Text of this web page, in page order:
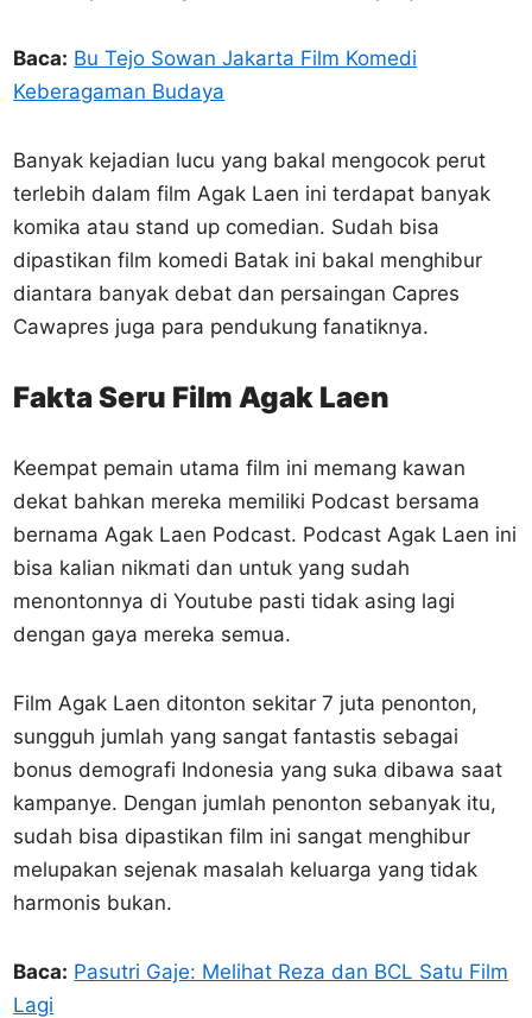
Baca: Bu Tejo Sowan Jakarta Film Komedi
Keberagaman Budaya
Banyak kejadian lucu yang bakal mengocok perut
terlebih dalam film Agak Laen ini terdapat banyak
komika atau stand up comedian. Sudah bisa
dipastikan film komedi Batak ini bakal menghibur
diantara banyak debat dan persaingan Capres
Cawapres juga para pendukung fanatiknya.
Fakta Seru Film Agak Laen
Keempat pemain utama film ini memang kawan
dekat bahkan mereka memiliki Podcast bersama
bernama Agak Laen Podcast. Podcast Agak Laen ini
bisa kalian nikmati dan untuk yang sudah
menontonnya di Youtube pasti tidak asing lagi
dengan gaya mereka semua.
Film Agak Laen ditonton sekitar 7 juta penonton,
sungguh jumlah yang sangat fantastis sebagai
bonus demografi Indonesia yang suka dibawa saat
kampanye. Dengan jumlah penonton sebanyak itu,
sudah bisa dipastikan film ini sangat menghibur
melupakan sejenak masalah keluarga yang tidak
harmonis bukan.
Baca: Pasutri Gaje: Melihat Reza dan BCL Satu Film
Lagi